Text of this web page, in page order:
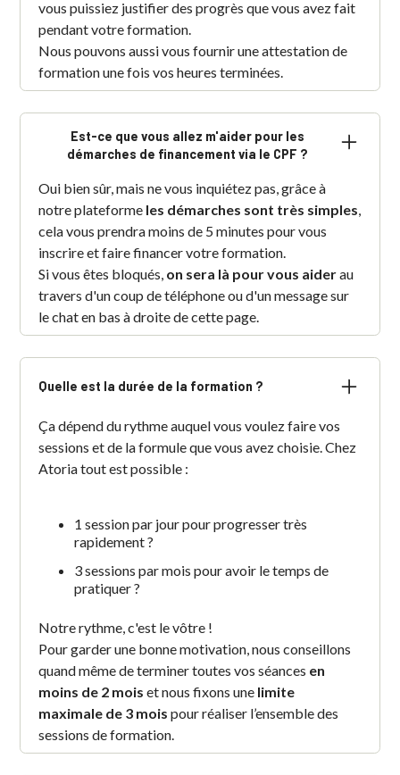
vous puissiez justifier des progrès que vous avez fait
pendant votre formation.
Nous pouvons aussi vous fournir une attestation de
formation une fois vos heures terminées.
Est-ce que vous allez m'aider pour les
démarches de financement via le CPF ?
Oui bien sûr, mais ne vous inquiétez pas, grâce à
notre plateforme les démarches sont très simples,
cela vous prendra moins de 5 minutes pour vous
inscrire et faire financer votre formation.
Si vous êtes bloqués, on sera là pour vous aiderau
travers d'un coup de téléphone ou d'un message sur
le chat en bas à droite de cette page.
Quelle est la durée de la formation ?
Ça dépend du rythme auquel vous voulez faire vos
sessions et de la formule que vous avez choisie. Chez
Atoria tout est possible :
1 session par jour pour progresser très
rapidement ?
3 sessions par mois pour avoir le temps de
pratiquer ?
Notre rythme, c'est le vôtre !
Pour garder une bonne motivation, nous conseillons
quand même de terminer toutes vos séances en
moins de 2 mois et nous fixons une limite
maximale de 3 mois pour réaliser l’ensemble des
sessions de formation.